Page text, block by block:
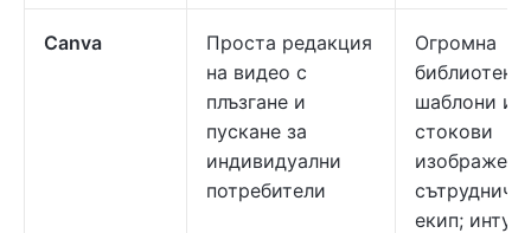
Canva
Проста редакция
на видео с
плъзгане и
пускане за
индивидуални
потребители
Огромна
библиотека
шаблони и
стокови
екип;